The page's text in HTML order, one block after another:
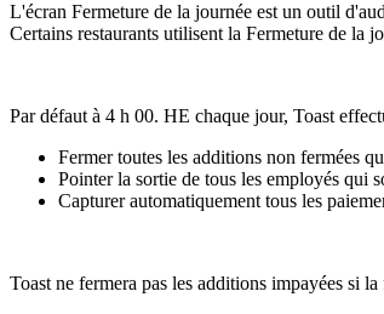
L'écran Fermeture de la journée est un outil
Certains restaurants utilisent la Fermeture de la
Par défaut à 4 h 00. HE chaque jour, Toast
Fermer toutes les additions non fermées
Pointer la sortie de tous les employés qui
Capturer automatiquement tous les
Toast ne fermera pas les additions impayées si